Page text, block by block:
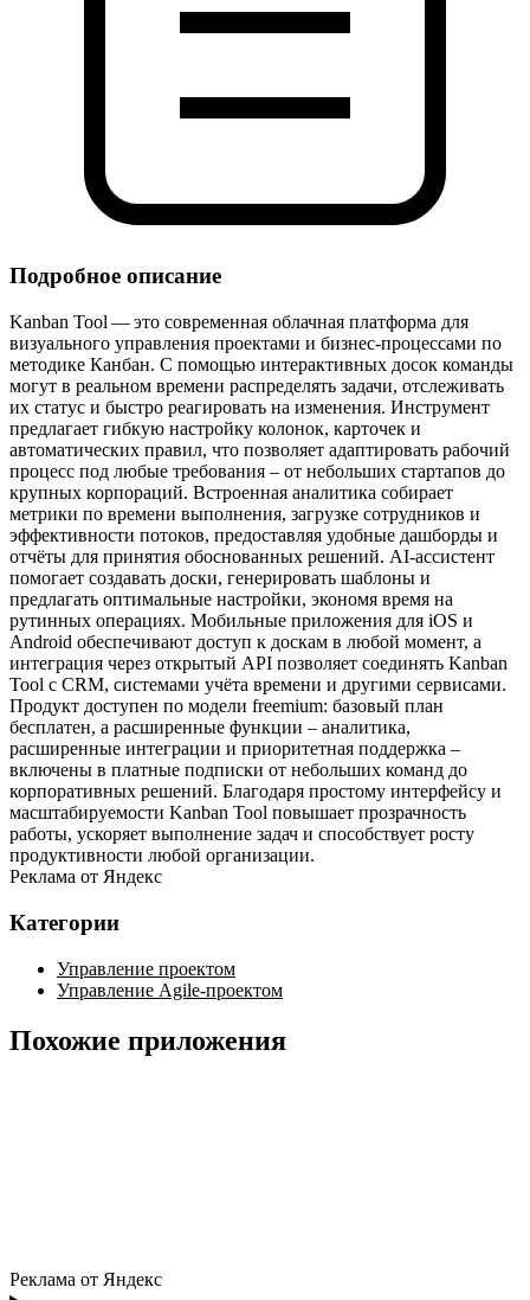
Подробное описание
Kanban Tool — это современная облачная платформа для
визуального управления проектами и бизнес‑процессами по
методике Канбан. С помощью интерактивных досок команды
могут в реальном времени распределять задачи, отслеживать
их статус и быстро реагировать на изменения. Инструмент
предлагает гибкую настройку колонок, карточек и
автоматических правил, что позволяет адаптировать рабочий
процесс под любые требования – от небольших стартапов до
крупных корпораций. Встроенная аналитика собирает
метрики по времени выполнения, загрузке сотрудников и
эффективности потоков, предоставляя удобные дашборды и
отчёты для принятия обоснованных решений. AI‑ассистент
помогает создавать доски, генерировать шаблоны и
предлагать оптимальные настройки, экономя время на
рутинных операциях. Мобильные приложения для iOS и
Android обеспечивают доступ к доскам в любой момент, а
интеграция через открытый API позволяет соединять Kanban
Tool с CRM, системами учёта времени и другими сервисами.
Продукт доступен по модели freemium: базовый план
бесплатен, а расширенные функции – аналитика,
расширенные интеграции и приоритетная поддержка –
включены в платные подписки от небольших команд до
корпоративных решений. Благодаря простому интерфейсу и
масштабируемости Kanban Tool повышает прозрачность
работы, ускоряет выполнение задач и способствует росту
продуктивности любой организации.
Реклама от Яндекс
Категории
Управление проектом
Управление Agile-проектом
Похожие приложения
Реклама от Яндекс